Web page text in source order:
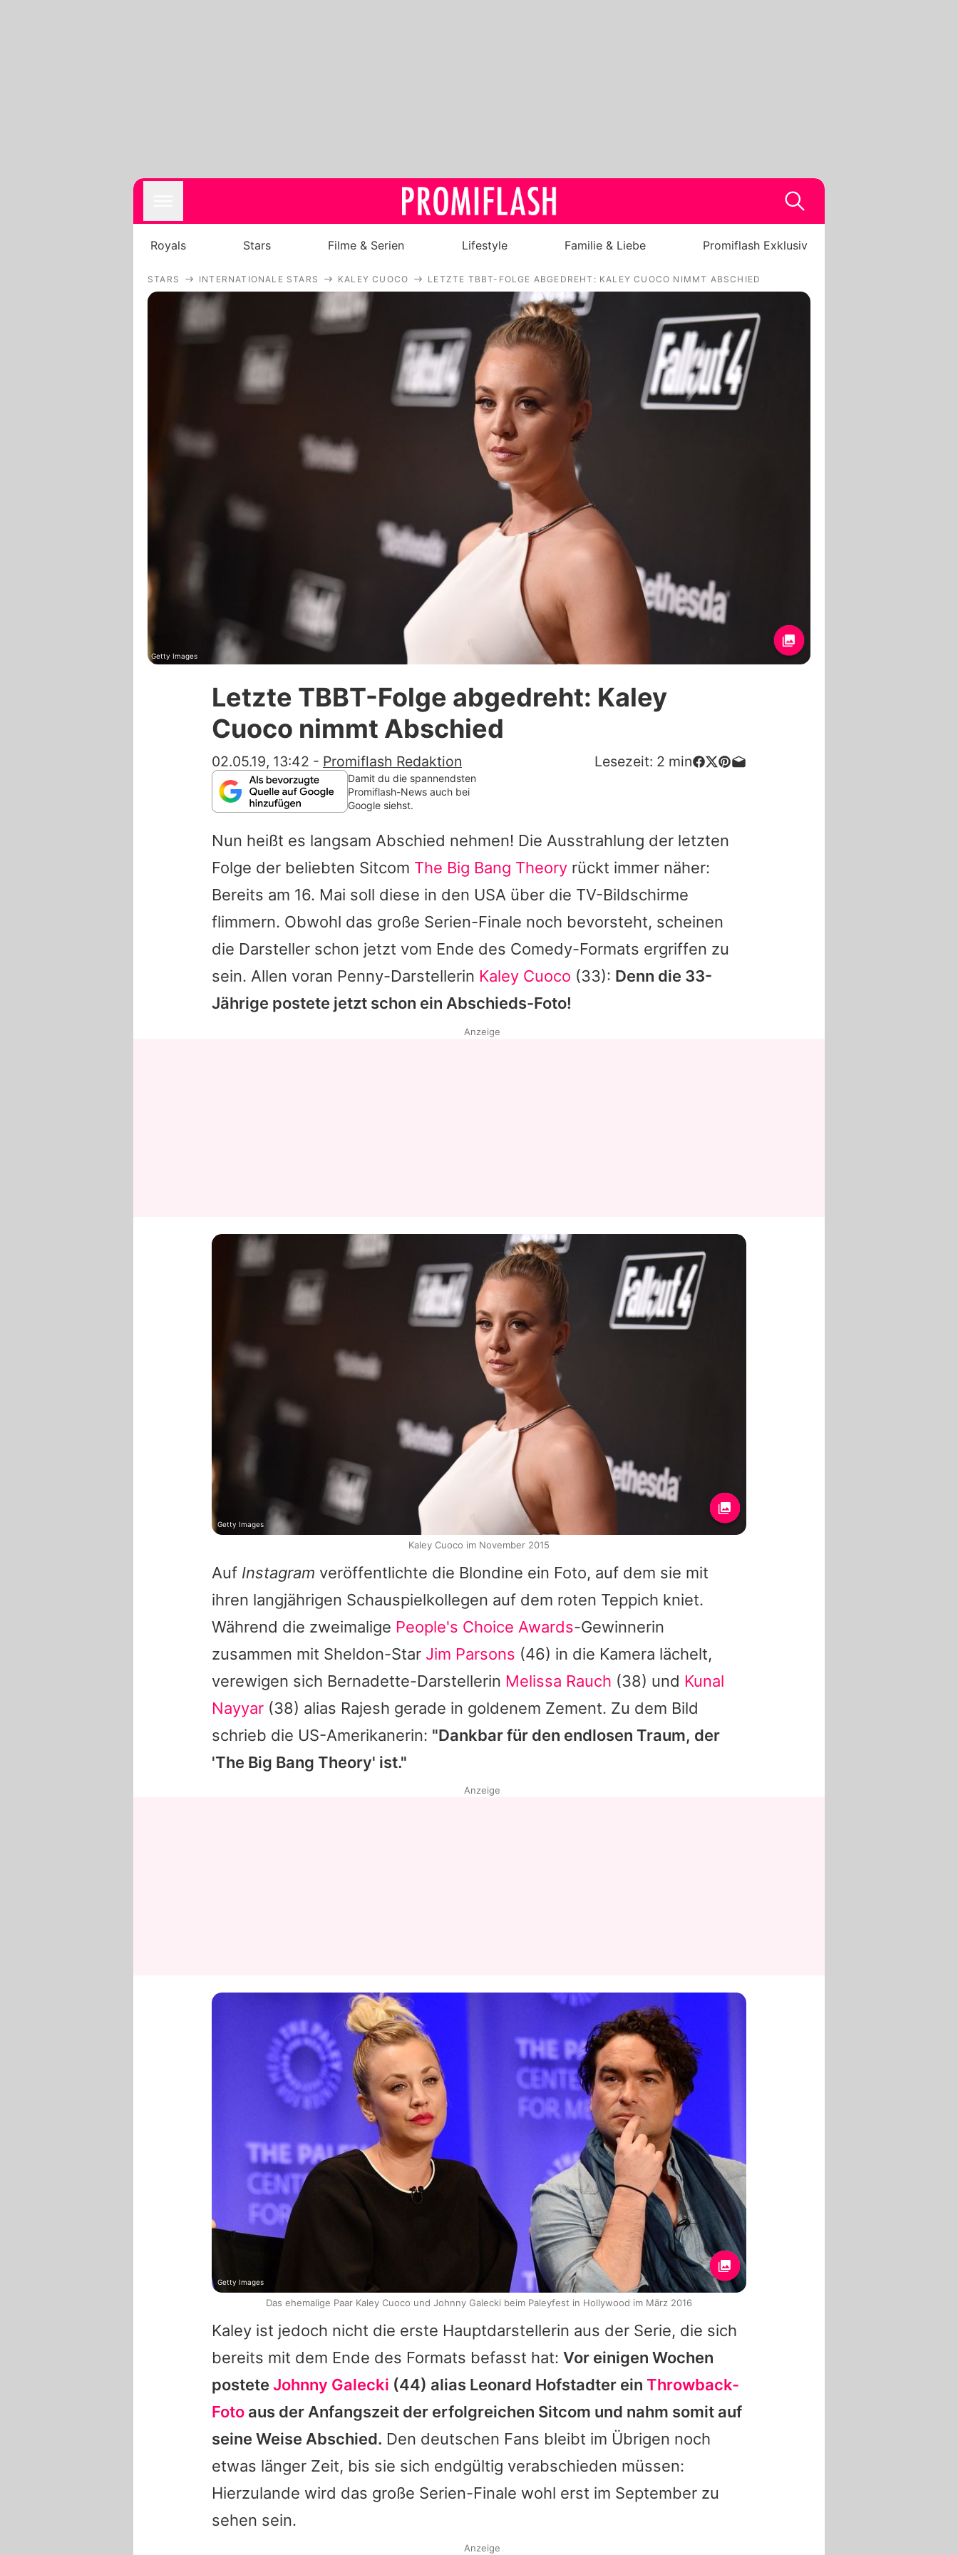
Royals
Filme & Serien
Lifestyle
Familie & Liebe
Promiflash Exklusiv
Alle Themen auf Promiflash
App runterladen
Redaktionelle Richtlinien
Datenschutzerklärung
Nutzungsbedingungen
Utiq verwalten
Royals Stars Filme & Serien Lifestyle Familie & Liebe Promiflash Exklusiv
STARS INTERNATIONALE STARS KALEY CUOCO LETZTE TBBT-FOLGE ABGEDREHT: KALEY CUOCO NIMMT ABSCHIED
Getty Images
Letzte TBBT-Folge abgedreht: Kaley
Cuoco nimmt Abschied
02.05.19, 13:42 - Promiflash Redaktion Lesezeit: 2 min
Damit du die spannendsten
Promiflash-News auch bei
Google siehst.
Nun heißt es langsam Abschied nehmen! Die Ausstrahlung der letzten
Folge der beliebten Sitcom The Big Bang Theory rückt immer näher:
Bereits am 16. Mai soll diese in den USA über die TV-Bildschirme
flimmern. Obwohl das große Serien-Finale noch bevorsteht, scheinen
die Darsteller schon jetzt vom Ende des Comedy-Formats ergriffen zu
sein. Allen voran Penny-Darstellerin Kaley Cuoco (33): Denn die 33-
Jährige postete jetzt schon ein Abschieds-Foto!
Auf Instagram veröffentlichte die Blondine ein Foto, auf dem sie mit
ihren langjährigen Schauspielkollegen auf dem roten Teppich kniet.
Während die zweimalige People's Choice Awards-Gewinnerin
zusammen mit Sheldon-Star Jim Parsons (46) in die Kamera lächelt,
verewigen sich Bernadette-Darstellerin Melissa Rauch (38) und Kunal
Nayyar (38) alias Rajesh gerade in goldenem Zement. Zu dem Bild
schrieb die US-Amerikanerin: "Dankbar für den endlosen Traum, der
'The Big Bang Theory' ist."
Kaley ist jedoch nicht die erste Hauptdarstellerin aus der Serie, die sich
bereits mit dem Ende des Formats befasst hat: Vor einigen Wochen
postete Johnny Galecki (44) alias Leonard Hofstadter ein Throwback-
Foto aus der Anfangszeit der erfolgreichen Sitcom und nahm somit auf
seine Weise Abschied. Den deutschen Fans bleibt im Übrigen noch
etwas länger Zeit, bis sie sich endgültig verabschieden müssen:
Hierzulande wird das große Serien-Finale wohl erst im September zu
sehen sein.
Anzeige
Getty Images
Kaley Cuoco im November 2015
Anzeige
Getty Images
Das ehemalige Paar Kaley Cuoco und Johnny Galecki beim Paleyfest in Hollywood im März 2016
Anzeige